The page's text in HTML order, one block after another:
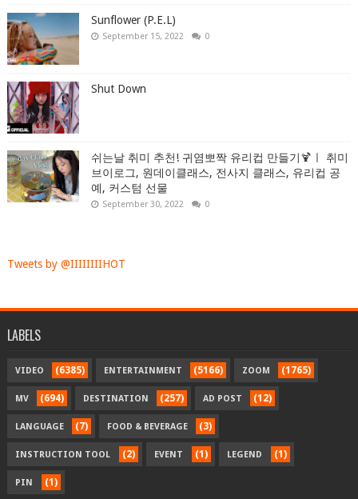
Sunflower (P.E.L)
September 15, 2022 0
Shut Down
쉬는날 취미 추천! 귀염뽀짝 유리컵 만들기🍹ㅣ 취미
브이로그, 원데이클래스, 전사지 클래스, 유리컵 공
예, 커스텀 선물
September 30, 2022 0
Tweets by @IIIIIIIIHOT
LABELS
VIDEO (6385) ENTERTAINMENT (5166) ZOOM (1765)
MV (694) DESTINATION (257) AD POST (12)
LANGUAGE (7) FOOD & BEVERAGE (3)
INSTRUCTION TOOL (2) EVENT (1) LEGEND (1)
PIN (1)